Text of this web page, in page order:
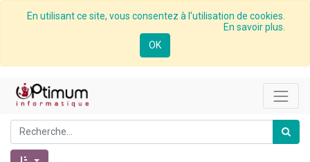
En utilisant ce site, vous consentez à l'utilisation de cookies.
En savoir plus.
OK